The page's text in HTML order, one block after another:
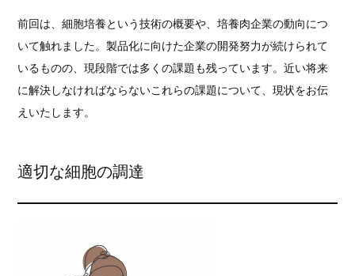
前回は、細胞培養という技術の概要や、培養肉企業の動向につ
いて触れました。製品化に向けた企業の開発努力が続けられて
いるものの、現段階では多くの課題も残っています。近い将来
に解決しなければならないこれらの課題について、現状をお伝
えいたします。
適切な細胞の調達